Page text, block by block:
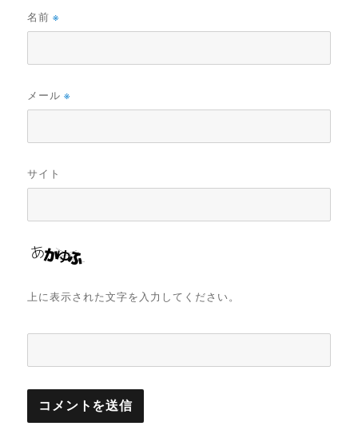
名前※
メール※
サイト
上に表示された文字を入力してください。